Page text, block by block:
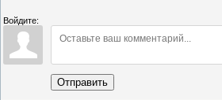
Войдите:
Отправить